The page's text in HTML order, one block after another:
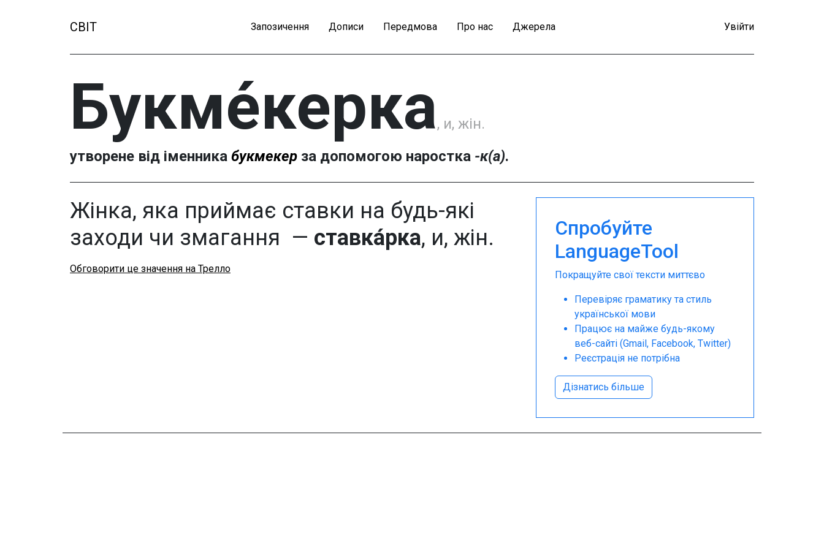
СВІТ Запозичення Дописи Передмова Про нас Джерела Увійти
Букме́керка, и, жін.
утворене від іменника букмекер за допомогою наростка -к(а).
Жінка, яка приймає ставки на будь-які
заходи чи змагання — ставка́рка, и, жін.
Обговорити це значення на Трелло
Спробуйте
LanguageTool
Покращуйте свої тексти миттєво
Перевіряє граматику та стиль
української мови
Працює на майже будь-якому
веб-сайті (Gmail, Facebook, Twitter)
Реєстрація не потрібна
Дізнатись більше